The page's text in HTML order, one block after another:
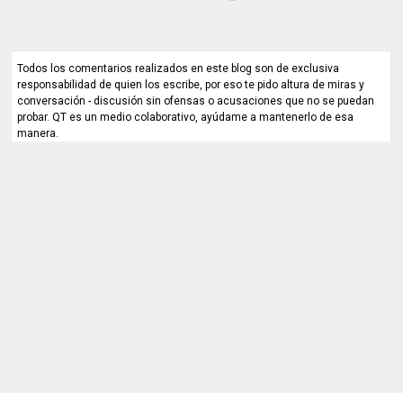
Todos los comentarios realizados en este blog son de exclusiva
responsabilidad de quien los escribe, por eso te pido altura de miras y
conversación - discusión sin ofensas o acusaciones que no se puedan
probar. QT es un medio colaborativo, ayúdame a mantenerlo de esa
manera.